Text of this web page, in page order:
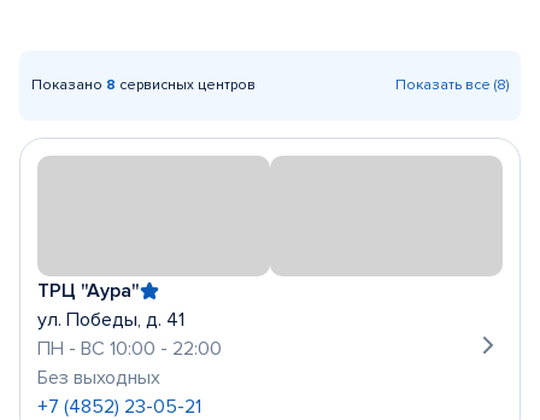
Показано 8 сервисных центров Показать все (8)
ТРЦ "Аура"
ул. Победы, д. 41
ПН - ВС 10:00 - 22:00
Без выходных
+7 (4852) 23-05-21